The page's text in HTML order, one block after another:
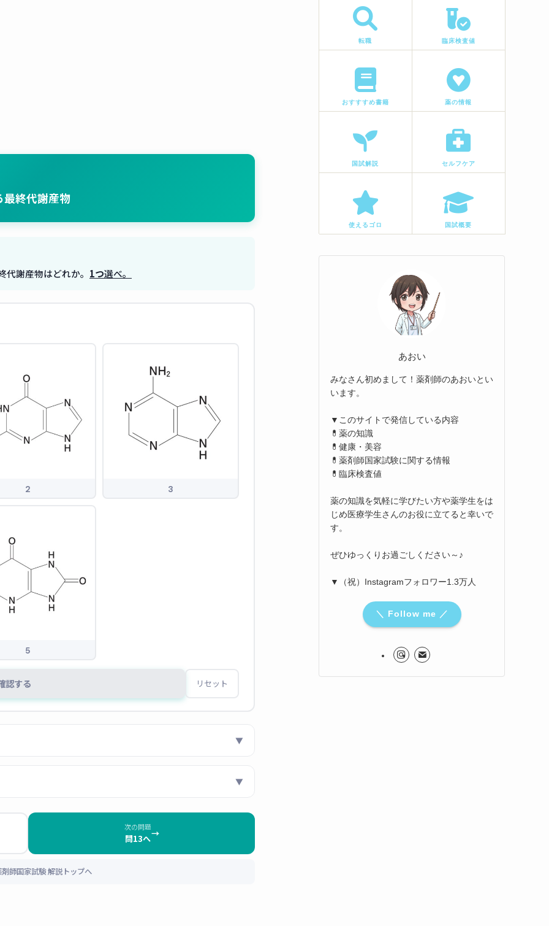
最終代謝産物
謝産物はどれか。 1つ選べ。
2 3
5
認する リセット
▼
キサンチンオキシダーゼ（XO）である。
選択肢1） → キサンチン（選択肢4） →
▼
「酸素（C=O）がいくつあるか」 です。ヒポキサンチン
C=Oが増えていく（酸化が進む）流れを覚えておけば、本
リノールは、この経路に出てくる「ヒポキサンチン」と構
次の問題
問13へ→
師国家試験 解説トップへ
転職 臨床検査値
おすすすめ書籍 薬の情報
国試解説 セルフケア
使えるゴロ 国試概要
あおい
みなさん初めまして！薬剤師のあおいとい
います。
▼このサイトで発信している内容
💊薬の知識
💊健康・美容
💊薬剤師国家試験に関する情報
💊臨床検査値
薬の知識を気軽に学びたい方や薬学生をは
じめ医療学生さんのお役に立てると幸いで
す。
ぜひゆっくりお過ごしください～♪
▼（祝）Instagramフォロワー1.3万人
＼ Follow me ／